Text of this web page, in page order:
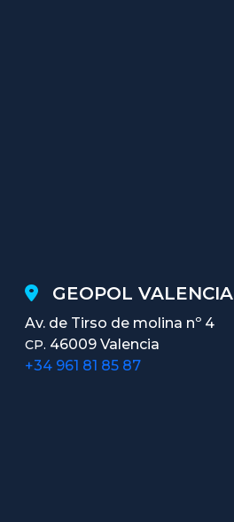
GEOPOL VALENCIA
Av. de Tirso de molina nº 4
CP. 46009 Valencia
+34 961 81 85 87